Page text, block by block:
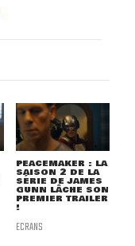
PEACEMAKER : LA
SAISON 2 DE LA
SÉRIE DE JAMES
GUNN LÂCHE SON
PREMIER TRAILER
!
ECRANS